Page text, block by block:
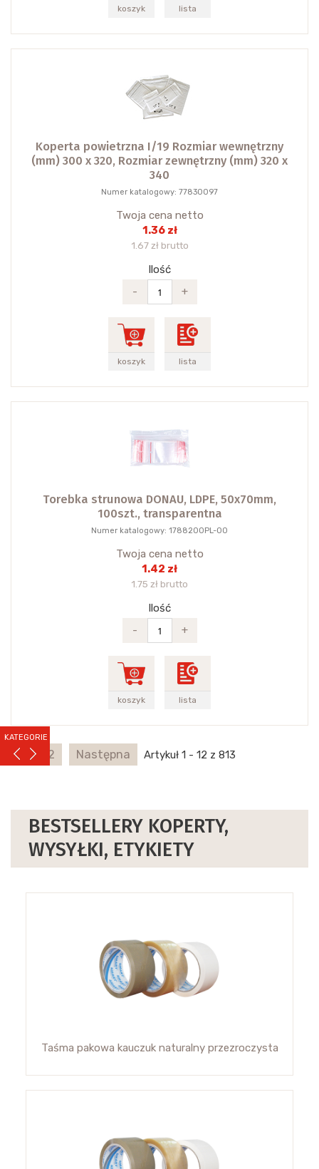
KATEGORIE
koszyk lista
Koperta powietrzna I/19 Rozmiar wewnętrzny
(mm) 300 x 320, Rozmiar zewnętrzny (mm) 320 x
340
Numer katalogowy: 77830097
Twoja cena netto
1.36 zł
1.67 zł brutto
Ilość
-
+
koszyk lista
Torebka strunowa DONAU, LDPE, 50x70mm,
100szt., transparentna
Numer katalogowy: 1788200PL-00
Twoja cena netto
1.42 zł
1.75 zł brutto
Ilość
-
+
koszyk lista
2 Następna Artykuł 1 - 12 z 813
BESTSELLERY KOPERTY,
WYSYŁKI, ETYKIETY
Taśma pakowa kauczuk naturalny przezroczysta